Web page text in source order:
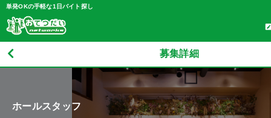
単発OKの手軽な1日バイト探し
募集詳細
ホールスタッフ